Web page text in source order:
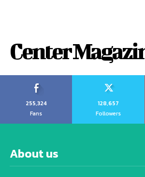
Center
255,324
Fans
128,657
Followers
About us